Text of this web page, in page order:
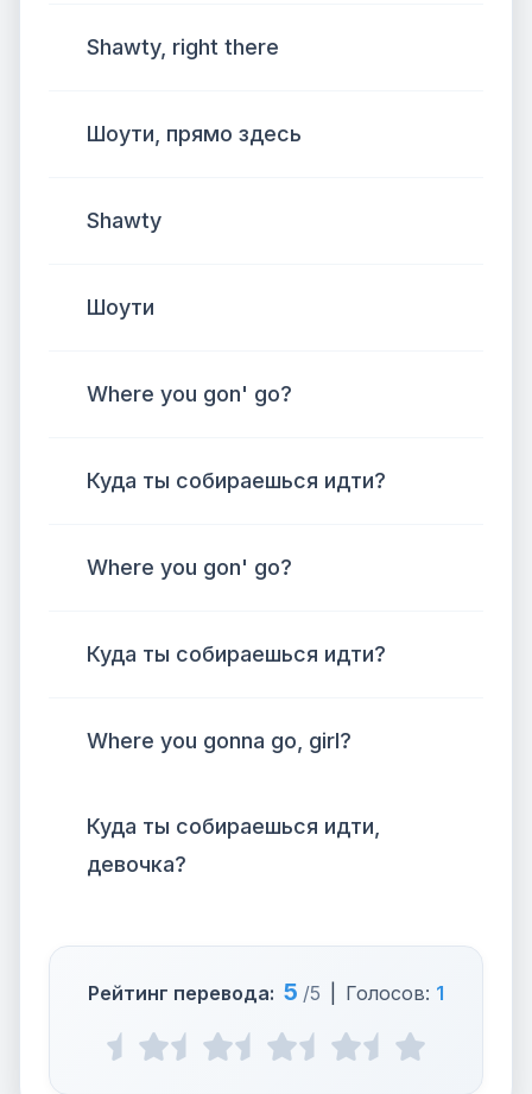
Shawty, right there
Шоути, прямо здесь
Shawty
Шоути
Where you gon' go?
Куда ты собираешься идти?
Where you gon' go?
Куда ты собираешься идти?
Where you gonna go, girl?
Куда ты собираешься идти,
девочка?
Рейтинг перевода: 5 /5 Голосов: 1